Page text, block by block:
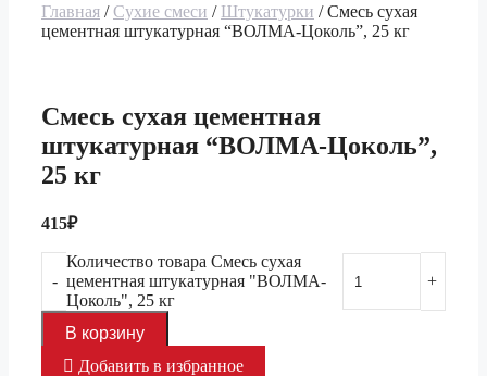
Главная /Сухие смеси / Штукатурки / Смесь сухая
цементная штукатурная “ВОЛМА-Цоколь”, 25 кг
Смесь сухая цементная
штукатурная “ВОЛМА-Цоколь”,
25 кг
415₽
Количество товара Смесь сухая
цементная штукатурная "ВОЛМА-
Цоколь", 25 кг
В корзину
Добавить в избранное